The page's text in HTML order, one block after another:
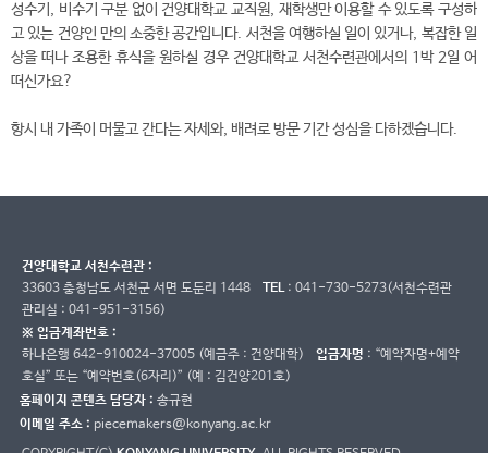
성수기, 비수기 구분 없이 건양대학교 교직원, 재학생만 이용할 수 있도록 구성하
고 있는 건양인 만의 소중한 공간입니다. 서천을 여행하실 일이 있거나, 복잡한 일
상을 떠나 조용한 휴식을 원하실 경우 건양대학교 서천수련관에서의 1박 2일 어
떠신가요?
항시 내 가족이 머물고 간다는 자세와, 배려로 방문 기간 성심을 다하겠습니다.
건양대학교 서천수련관 :
33603 충청남도 서천군 서면 도둔리 1448
TEL: 041-730-5273(서천수련관
관리실 : 041-951-3156)
※ 입금계좌번호 :
하나은행 642-910024-37005 (예금주 : 건양대학)
입금자명 : “예약자명+예약
호실” 또는 “예약번호(6자리)” (예 : 김건양201호)
홈페이지 콘텐츠 담당자 : 송규현
이메일 주소 : piecemakers@konyang.ac.kr